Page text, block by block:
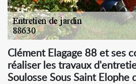
Clément Elagage 88 et ses
réaliser les travaux
Soulosse Sous Saint Elophe